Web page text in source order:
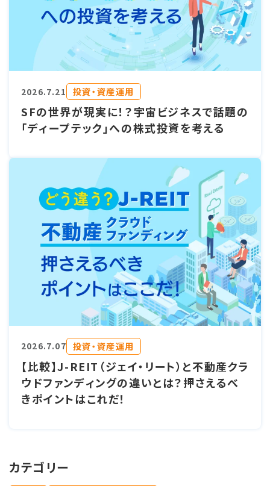
2026.7.21 投資・資産運用
SFの世界が現実に！？宇宙ビジネスで話題の
「ディープテック」への株式投資を考える
2026.7.07 投資・資産運用
【比較】J-REIT（ジェイ・リート）と不動産クラ
ウドファンディングの違いとは？押さえるべ
きポイントはこれだ！
カテゴリー